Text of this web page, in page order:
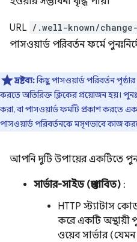
URL /.well-known/change-
পাসওয়ার্ড পরিবর্তন ফর্মে
দ্রষ্টব্য:কিছু পাসওয়ার্ড পরিবর্তন
করতে অতিরিক্ত ক্লিকের প্রয়োজন হয়।
করা, বা পাসওয়ার্ড ফর্মটি প্রকাশ করতে
পাসওয়ার্ড পরিবর্তনকে মসৃণভাবে কাজ
আপনি দুটি উপায়ের একটিতে
সার্ভার-সাইড (প্রস্তাবিত) :
HTTP স্ট্যাটাস
করে একটি অস্থায়ী
ওয়েব সার্ভার